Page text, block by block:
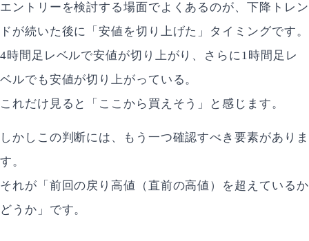
エントリーを検討する場面でよくあるのが、下降トレン
ドが続いた後に「安値を切り上げた」タイミングです。
4時間足レベルで安値が切り上がり、さらに1時間足レ
ベルでも安値が切り上がっている。
これだけ見ると「ここから買えそう」と感じます。
しかしこの判断には、もう一つ確認すべき要素がありま
す。
それが「前回の戻り高値（直前の高値）を超えているか
どうか」です。